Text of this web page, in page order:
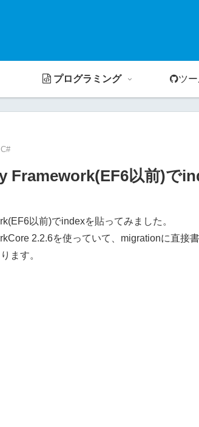
プログラミング ツ
C#
Framework(EF6以前)で
以前)でindexを貼ってみました。
2.2.6を使っていて、migrationに直接
ます。